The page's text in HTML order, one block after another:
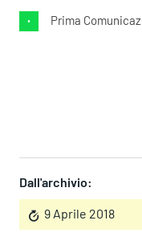
• Prima
Dall'archivio:
9 Aprile 2018